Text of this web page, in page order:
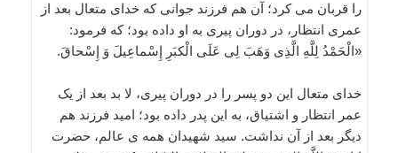
را قربان می کرد؛ آن هم فرزند جوانی که خدای متعال بعد از
عمری انتظار، در دوران پیری به او داده بود؛ که فرمود:
«الْحَمْدُ لِلَّهِ الَّذِی وَهَبَ لِی عَلَی الْکبَرِ إِسْماعِیلَ وَ إِسْحاقَ.
خدای متعال این دو پسر را در دوران پیری، لا بد بعد از یک
عمر انتظار و اشتیاق، به این پدر داده بود؛ امید فرزند هم
دیگر بعد از آن نداشت. سید شهیدان همه ی عالم، حضرت